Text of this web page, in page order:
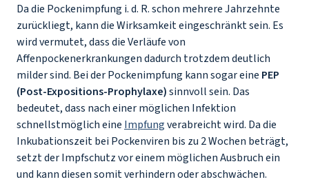
Da die Pockenimpfung i. d. R. schon mehrere Jahrzehnte
zurückliegt, kann die Wirksamkeit eingeschränkt sein. Es
wird vermutet, dass die Verläufe von
Affenpockenerkrankungen dadurch trotzdem deutlich
milder sind. Bei der Pockenimpfung kann sogar eine PEP
(Post-Expositions-Prophylaxe)sinnvoll sein. Das
bedeutet, dass nach einer möglichen Infektion
schnellstmöglich eine Impfungverabreicht wird. Da die
Inkubationszeit bei Pockenviren bis zu 2 Wochen beträgt,
setzt der Impfschutz vor einem möglichen Ausbruch ein
und kann diesen somit verhindern oder abschwächen.